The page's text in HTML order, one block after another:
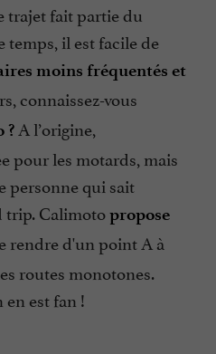
trajet fait partie du
temps, il est facile de
moins fréquentés et
connaissez-vous
? A l’origine,
pour les motards, mais
personne qui sait
trip. Calimotopropose
rendre d'un point A à
routes monotones.
est fan !